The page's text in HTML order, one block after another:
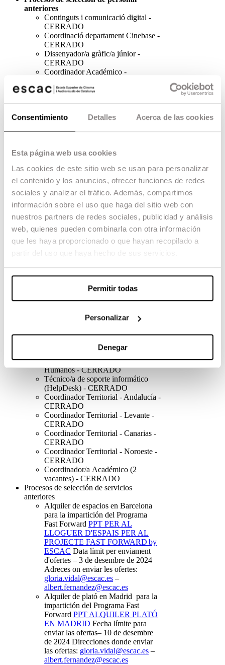
Consentimiento Detalles Acerca de las cookies
Esta página web usa cookies
Las cookies de este sitio web se usan para personalizar
el contenido y los anuncios, ofrecer funciones de redes
sociales y analizar el tráfico. Además, compartimos
información sobre el uso que haga del sitio web con
nuestros partners de redes sociales, publicidad y análisis
web, quienes pueden combinarla con otra información
que les haya proporcionado o que hayan recopilado a
Permitir todas
Personalizar
Denegar
anteriores
Continguts i comunicació digital -
CERRADO
Coordinació departament Cinebase -
CERRADO
Dissenyador/a gràfic/a júnior -
CERRADO
Coordinador Académico -
Coordinador sectorial - Sector
CANDIDATURAS - EN
Técnico/a Gestión Subvenciones -
CANDIDATURAS
Coordinador territorial Castilla la
Mancha - CERRADO
Coordinador sectorial - Acción
Social - CERRADO
Auxiliar Secretaria Académica -
CERRADO
Auxiliar contable - CERRADO
Coordinador académico -
León - CERRADO
Coordinador Territorial - País Vasco
Coordinador/a Técnico-académico -
Diseñador/a gráfico junior -
Scout inmobiliario - CERRADO
Administrativo/a de Recursos
Humanos - CERRADO
Técnico/a de soporte informático
(HelpDesk) - CERRADO
Coordinador Territorial - Andalucía -
CERRADO
Coordinador Territorial - Levante -
CERRADO
Coordinador Territorial - Canarias -
CERRADO
Coordinador Territorial - Noroeste -
CERRADO
Coordinador/a Académico (2
vacantes) - CERRADO
Procesos de selección de servicios
anteriores
Alquiler de espacios en Barcelona
para la impartición del Programa
Fast Forward PPT PER AL
LLOGUER D'ESPAIS PER AL
PROJECTE FAST FORWARD by
ESCAC Data límit per enviament
d'ofertes – 3 de desembre de 2024
Adreces on enviar les ofertes:
gloria.vidal@escac.es –
albert.fernandez@escac.es
Alquiler de plató en Madrid para la
impartición del Programa Fast
Forward PPT ALQUILER PLATÓ
EN MADRID Fecha límite para
enviar las ofertas– 10 de desembre
de 2024 Direcciones donde enviar
las ofertas: gloria.vidal@escac.es –
albert.fernandez@escac.es